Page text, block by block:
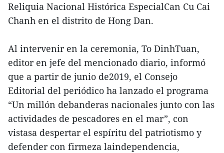
Reliquia Nacional Histórica EspecialCan Cu Cai
Chanh en el distrito de Hong Dan.
Al intervenir en la ceremonia, To DinhTuan,
editor en jefe del mencionado diario, informó
que a partir de junio de2019, el Consejo
Editorial del periódico ha lanzado el programa
“Un millón debanderas nacionales junto con las
actividades de pescadores en el mar”, con
vistasa despertar el espíritu del patriotismo y
defender con firmeza laindependencia,